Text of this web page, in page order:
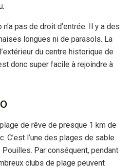
n’a pas de droit d’entrée. Il y a des
longues ni de parasols. La
du centre historique de
donc super facile à rejoindre à
de rêve de presque 1 km de
C’est l’une des plages de sable
Par conséquent, pendant
clubs de plage peuvent